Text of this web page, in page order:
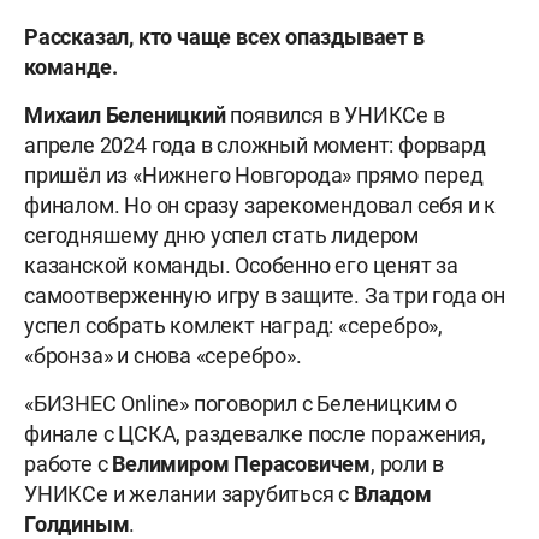
Рассказал, кто чаще всех опаздывает в
команде.
Михаил Беленицкийпоявился в УНИКСе в
апреле 2024 года в сложный момент: форвард
пришёл из «Нижнего Новгорода» прямо перед
финалом. Но он сразу зарекомендовал себя и к
сегодняшему дню успел стать лидером
казанской команды. Особенно его ценят за
самоотверженную игру в защите. За три года он
успел собрать комлект наград: «серебро»,
«бронза» и снова «серебро».
«БИЗНЕС Online» поговорил с Беленицким о
финале с ЦСКА, раздевалке после поражения,
работе сВелимиром Перасовичем, роли в
УНИКСе и желании зарубиться с Владом
Голдиным.